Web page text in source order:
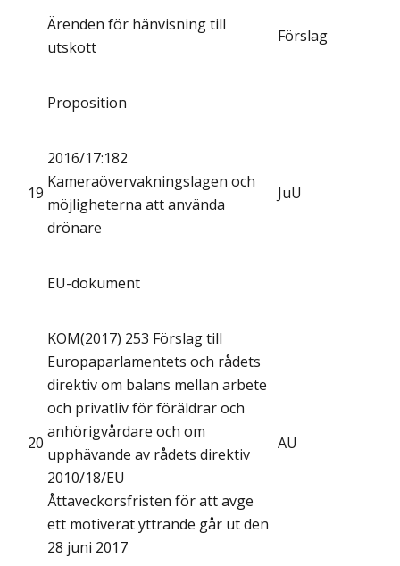
Ärenden för hänvisning till
utskott
Förslag
Proposition
19
2016/17:182
Kameraövervakningslagen och
möjligheterna att använda
drönare
JuU
EU-dokument
20
KOM(2017) 253 Förslag till
Europaparlamentets och rådets
direktiv om balans mellan arbete
och privatliv för föräldrar och
anhörigvårdare och om
upphävande av rådets direktiv
2010/18/EU
Åttaveckorsfristen för att avge
ett motiverat yttrande går ut den
28 juni 2017
AU